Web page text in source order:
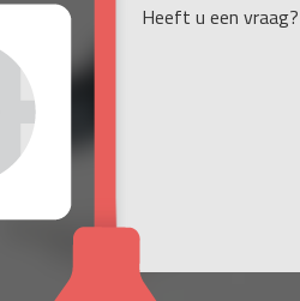
Heeft u een